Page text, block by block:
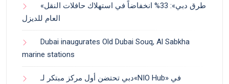
«طرق دبي»: 33% انخفاضاً في استهلاك حافلات النقل
العام للديزل
Dubai inaugurates Old Dubai Souq, Al Sabkha
marine stations
دبي تحتضن أول مركز مبتكر لـ«NIO Hub» في